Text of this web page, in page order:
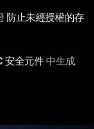
防止未經授權的存
安全元件中生成